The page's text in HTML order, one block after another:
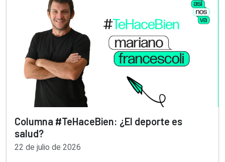
Columna #TeHaceBien: ¿El deporte es
salud?
22 de julio de 2026